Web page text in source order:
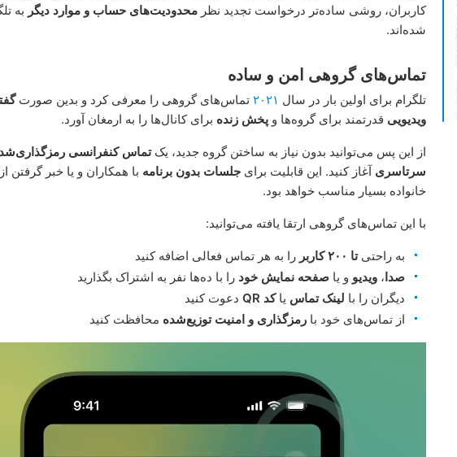
کاربران، روشی ساده‌تر درخواست تجدید نظر محدودیت‌های حساب و موارد دیگر به
شده‌اند.
تماس‌های گروهی امن و ساده
تلگرام برای اولین بار در سال ۲۰۲۱ تماس‌های گروهی را معرفی کرد و بدین صورت
ویدیویی قدرتمند برای گروه‌ها و پخش زنده برای کانال‌ها را به ارمغان آورد.
از این پس می‌توانید بدون نیاز به ساختن گروه جدید، یکتماس کنفرانسی
سرتاسری آغاز کنید. این قابلیت برای جلسات بدون برنامه با همکاران و یا خبر گرفتن
خانواده بسیار مناسب خواهد بود.
با این تماس‌های گروهی ارتقا یافته می‌توانید:
به راحتیتا ۲٠٠ کاربر
را به هر تماس فعالی اضافه کنید
صدا، ویدیو و یا صفحه نمایش خود را با ده‌ها نفر به اشتراک بگذارید
دیگران را با لینک تماس یاکد QR
دعوت کنید
از تماس‌های خود با رمزگذاری و امنیت توزیع‌شده محافظت کنید